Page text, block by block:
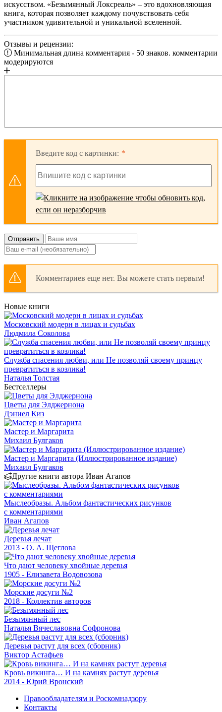
искусством. «Безымянный Локсреаль» – это вдохновляющая
книга, которая позволяет каждому почувствовать себя
участником удивительной и уникальной вселенной.
Отзывы и рецензии:
Минимальная длина комментария - 50 знаков. комментарии
модерируются
Введите код с картинки:
Отправить
Комментариев еще нет. Вы можете стать первым!
Новые книги
Московский модерн в лицах и судьбах
Людмила Соколова
Служба спасения любви, или Не позволяй своему принцу
превратиться в козлика!
Наталья Толстая
Бестселлеры
Цветы для Элджернона
Дэниел Киз
Мастер и Маргарита
Михаил Булгаков
Мастер и Маргарита (Иллюстрированное издание)
Михаил Булгаков
Другие книги автора Иван Агапов
Мыслеобразы. Альбом фантастических рисунков
с комментариями
Иван Агапов
Деревья лечат
2013 - О. А. Щеглова
Что дают человеку хвойные деревья
1905 - Елизавета Водовозова
Морские досуги №2
2018 - Коллектив авторов
Безымянный лес
Наталья Вячеславовна Софронова
Деревья растут для всех (сборник)
Виктор Астафьев
Кровь викинга… И на камнях растут деревья
2014 - Юрий Вронский
Правообладателям и Роскомнадзору
Контакты